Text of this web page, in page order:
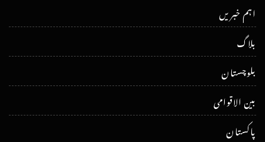
اہم خبریں
بلاگ
بلوچستان
بین الاقوامی
پاکستان